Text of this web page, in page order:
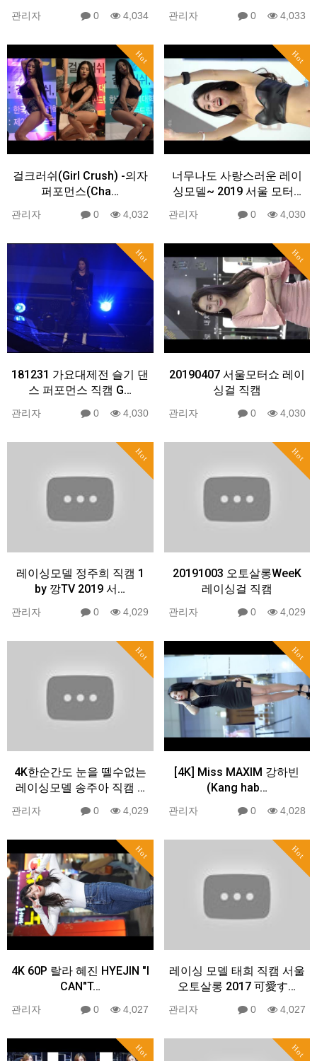
관리자 0 4,034 관리자 0 4,033
Hot
걸크러쉬(Girl Crush) -의자
퍼포먼스(Cha…
관리자 0 4,032
Hot
너무나도 사랑스러운 레이
싱모델~ 2019 서울 모터…
관리자 0 4,030
Hot
181231 가요대제전 슬기 댄
스 퍼포먼스 직캠 G…
관리자 0 4,030
Hot
20190407 서울모터쇼 레이
싱걸 직캠
관리자 0 4,030
Hot
레이싱모델 정주희 직캠 1
by 깡TV 2019 서…
관리자 0 4,029
Hot
20191003 오토살롱WeeK
레이싱걸 직캠
관리자 0 4,029
Hot
4K한순간도 눈을 뗄수없는
레이싱모델 송주아 직캠 …
관리자 0 4,029
Hot
[4K] Miss MAXIM 강하빈
(Kang hab…
관리자 0 4,028
Hot
4K 60P 랄라 혜진 HYEJIN "I
CAN"T…
관리자 0 4,027
Hot
레이싱 모델 태희 직캠 서울
오토살롱 2017 可愛す…
관리자 0 4,027
Hot Hot